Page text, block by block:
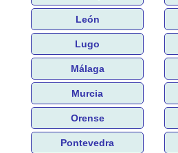
León
Lugo
Málaga
Murcia
Orense
Pontevedra